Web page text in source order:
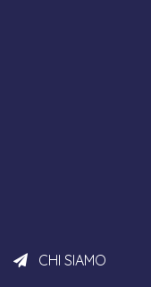
CHI SIAMO